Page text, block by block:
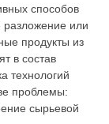
способов
разложение или
продукты из
в состав
технологий
проблемы:
сырьевой